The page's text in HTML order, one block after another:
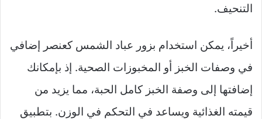
التنحيف.
أخيراً، يمكن استخدام بزور عباد الشمس كعنصر إضافي
في وصفات الخبز أو المخبوزات الصحية. إذ بإمكانك
إضافتها إلى وصفة الخبز كامل الحبة، مما يزيد من
قيمته الغذائية ويساعد في التحكم في الوزن. بتطبيق